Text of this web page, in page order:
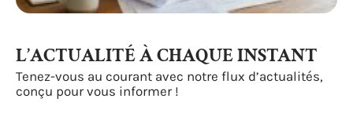
L’ACTUALITÉ À CHAQUE INSTANT
Tenez-vous au courant avec notre flux d’actualités,
conçu pour vous informer !